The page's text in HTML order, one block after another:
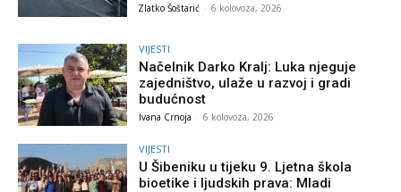
Zlatko Šoštarić - 6 kolovoza, 2026
VIJESTI
Načelnik Darko Kralj: Luka njeguje
zajedništvo, ulaže u razvoj i gradi
budućnost
Ivana Crnoja - 6 kolovoza, 2026
VIJESTI
U Šibeniku u tijeku 9. Ljetna škola
bioetike i ljudskih prava: Mladi